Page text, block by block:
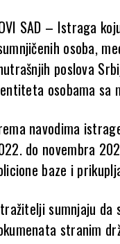
SAD – Istraga
osoba,
poslova
osobama sa
navodima
do novembra
baze i
sumnjaju da
stranim